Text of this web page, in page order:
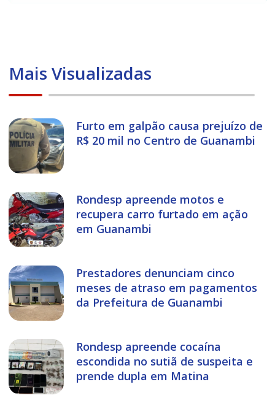
Mais Visualizadas
Furto em galpão causa prejuízo de
R$ 20 mil no Centro de Guanambi
Rondesp apreende motos e
recupera carro furtado em ação
em Guanambi
Prestadores denunciam cinco
meses de atraso em pagamentos
da Prefeitura de Guanambi
Rondesp apreende cocaína
escondida no sutiã de suspeita e
prende dupla em Matina